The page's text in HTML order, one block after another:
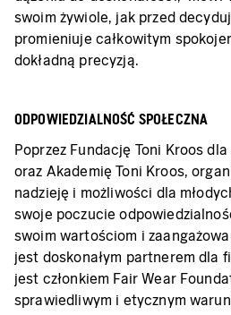
swoim żywiole, jak przed
promieniuje całkowitym
dokładną precyzją.
ODPOWIEDZIALNOŚĆ SPOŁECZNA
Poprzez Fundację Toni Kroos
oraz Akademię Toni Kroos,
nadzieję i możliwości dla
swoje poczucie
swoim wartościom i
jest doskonałym partnerem dla
jest członkiem Fair Wear
sprawiedliwym i etycznym